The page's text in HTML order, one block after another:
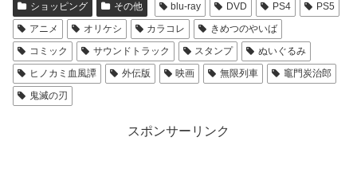
ショッピング その他 blu-ray DVD PS4
PS5
アニメ
オリケシ カラコレ
きめつのやいば
コミック
サウンドトラック スタンプ
ぬいぐるみ
ヒノカミ血風譚
外伝版 映画 無限列車
竈門炭治郎
鬼滅の刃
スポンサーリンク